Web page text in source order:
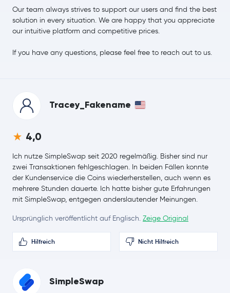
Aave AAVE
VeChain VET
Dash DASH
Tezos XTZ
IOTA
Our team always strives to support our users and find the best
solution in every situation. We are happy that you appreciate
our intuitive platform and competitive prices.
If you have any questions, please feel free to reach out to us.
Tracey_Fakename
4,0
Ich nutze SimpleSwap seit 2020 regelmäßig. Bisher sind nur
zwei Transaktionen fehlgeschlagen. In beiden Fällen konnte
der Kundenservice die Coins wiederherstellen, auch wenn es
mehrere Stunden dauerte. Ich hatte bisher gute Erfahrungen
mit SimpleSwap, entgegen anderslautender Meinungen.
Ursprünglich veröffentlicht auf Englisch. Zeige Original
Hilfreich Nicht Hilfreich
SimpleSwap